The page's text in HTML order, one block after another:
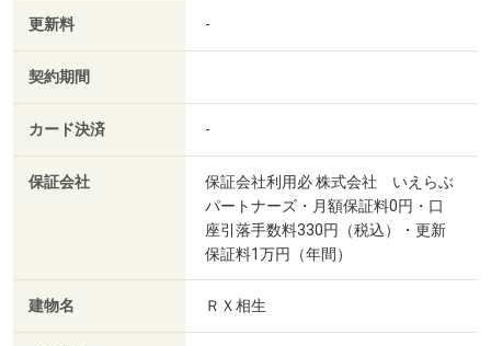
更新料 -
契約期間
カード決済 -
保証会社
保証会社利用必 株式会社 いえらぶ
パートナーズ・月額保証料0円・口
座引落手数料330円（税込）・更新
保証料1万円（年間）
建物名 ＲＸ相生